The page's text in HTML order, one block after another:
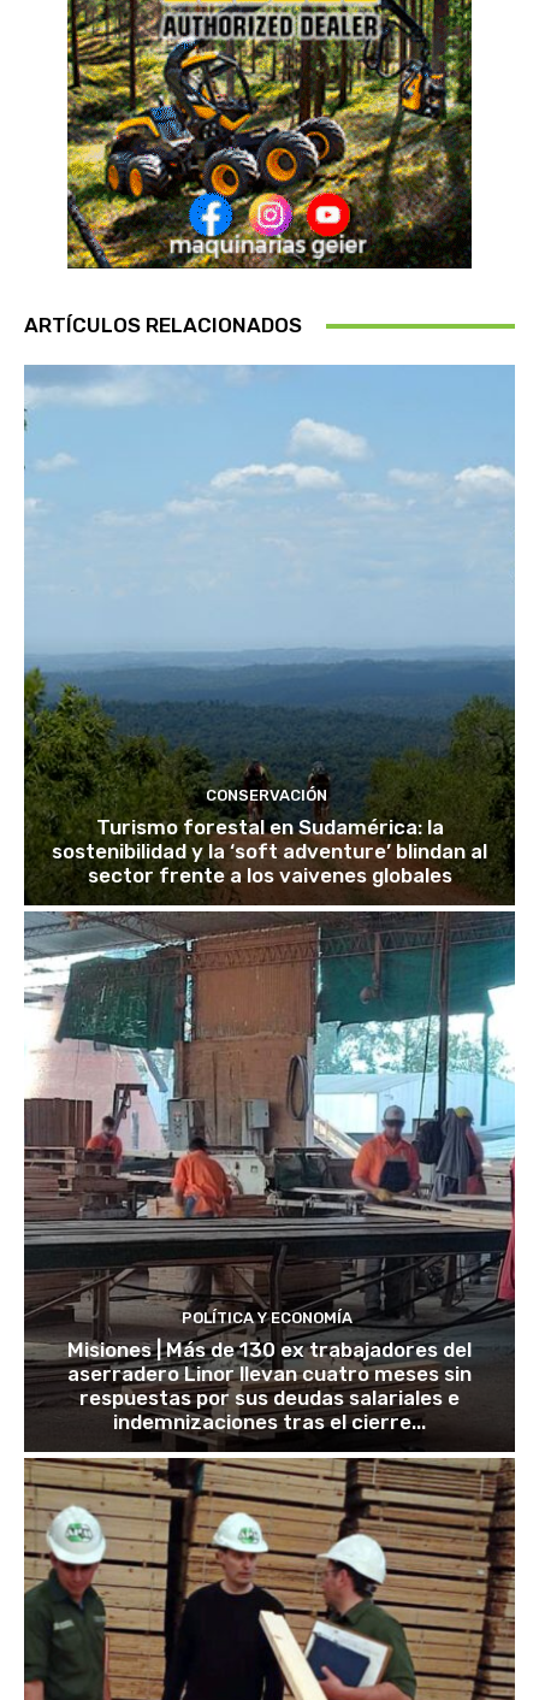
ARTÍCULOS RELACIONADOS
CONSERVACIÓN
Turismo forestal en Sudamérica: la
sostenibilidad y la ‘soft adventure’ blindan al
sector frente a los vaivenes globales
POLÍTICA Y ECONOMÍA
Misiones | Más de 130 ex trabajadores del
aserradero Linor llevan cuatro meses sin
respuestas por sus deudas salariales e
indemnizaciones tras el cierre...